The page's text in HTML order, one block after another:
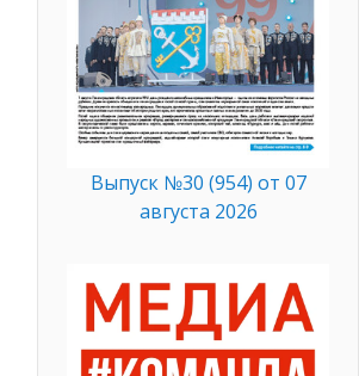
Выпуск №30 (954) от 07
августа 2026